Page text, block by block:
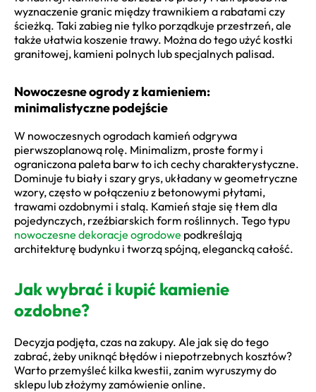
wyznaczenie granic między trawnikiem a rabatami czy
ścieżką. Taki zabieg nie tylko porządkuje przestrzeń, ale
także ułatwia koszenie trawy. Można do tego użyć kostki
granitowej, kamieni polnych lub specjalnych palisad.
Nowoczesne ogrody z kamieniem:
minimalistyczne podejście
W nowoczesnych ogrodach kamień odgrywa
pierwszoplanową rolę. Minimalizm, proste formy i
ograniczona paleta barw to ich cechy charakterystyczne.
Dominuje tu biały i szary grys, układany w geometryczne
wzory, często w połączeniu z betonowymi płytami,
trawami ozdobnymi i stalą. Kamień staje się tłem dla
pojedynczych, rzeźbiarskich form roślinnych. Tego typu
nowoczesne dekoracje ogrodowe podkreślają
architekturę budynku i tworzą spójną, elegancką całość.
Jak wybrać i kupić kamienie
ozdobne?
Decyzja podjęta, czas na zakupy. Ale jak się do tego
zabrać, żeby uniknąć błędów i niepotrzebnych kosztów?
Warto przemyśleć kilka kwestii, zanim wyruszymy do
sklepu lub złożymy zamówienie online.